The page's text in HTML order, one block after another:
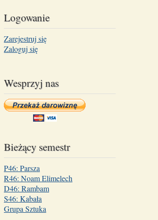
Logowanie
Zarejestruj się
Zaloguj się
Wesprzyj nas
Bieżący semestr
P46: Parsza
R46: Noam Elimelech
D46: Rambam
S46: Kabała
Grupa Sztuka